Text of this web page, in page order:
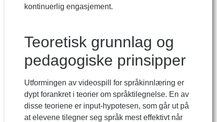
kontinuerlig engasjement.
Teoretisk grunnlag og
pedagogiske prinsipper
Utformingen av videospill for språkinnlæring er
dypt forankret i teorier om språktilegnelse. En av
disse teoriene er input-hypotesen, som går ut på
at elevene tilegner seg språk mest effektivt når